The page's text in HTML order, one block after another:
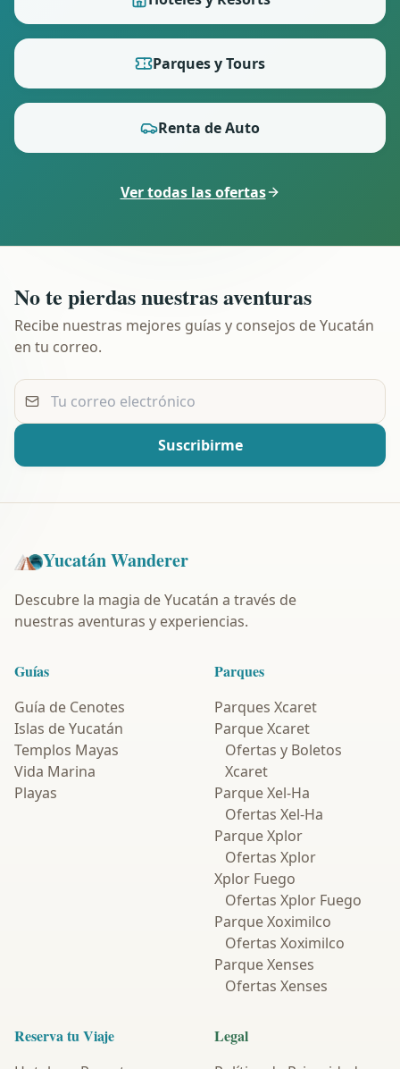
Parques y Tours
Renta de Auto
Ver todas las ofertas
No te pierdas nuestras aventuras
Recibe nuestras mejores guías y consejos de Yucatán
en tu correo.
Tu correo electrónico
Suscribirme
Yucatán Wanderer
Descubre la magia de Yucatán a través de
nuestras aventuras y experiencias.
Guías
Guía de Cenotes
Islas de Yucatán
Templos Mayas
Vida Marina
Playas
Parques
Parques Xcaret
Parque Xcaret
Ofertas y Boletos
Xcaret
Parque Xel-Ha
Ofertas Xel-Ha
Parque Xplor
Ofertas Xplor
Xplor Fuego
Ofertas Xplor Fuego
Parque Xoximilco
Ofertas Xoximilco
Parque Xenses
Ofertas Xenses
Reserva tu Viaje Legal